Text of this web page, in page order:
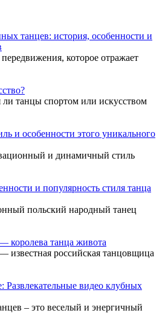
танцев: история, особенности и
которое отражает
танцы спортом или искусством
и особенности этого уникального
и динамичный стиль
и популярность стиля танца
польский народный танец
королева танца живота
известная российская танцовщица
Развлекательные видео клубных
– это веселый и энергичный